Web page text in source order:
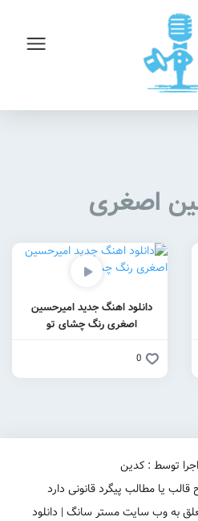
اصغری
دانلود اهنگ جدید امیرحسین
اصغری رنگ چشای تو
0
توسط : کدین
یا مطالب پیگرد قانونی دارد
به وب سایت مستر سانگ | دانلود